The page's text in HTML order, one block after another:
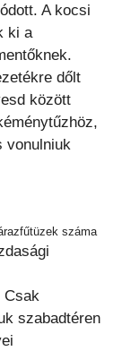
A kocsi
ki a
dőlt
között
vonulniuk
száma
Csak
szabadtéren